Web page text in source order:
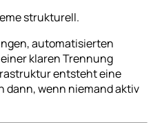
strukturell.
automatisierten
klaren Trennung
entsteht eine
dann, wenn niemand aktiv